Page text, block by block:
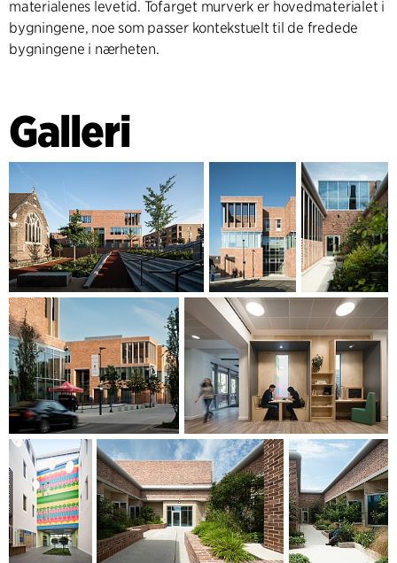
materialenes levetid. Tofarget murverk er hovedmaterialet i
bygningene, noe som passer kontekstuelt til de fredede
bygningene i nærheten.
Galleri